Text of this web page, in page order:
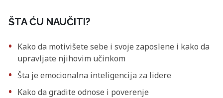
ŠTA ĆU NAUČITI?
Kako da motivišete sebe i svoje zaposlene i kako da
upravljate njihovim učinkom
Šta je emocionalna inteligencija za lidere
Kako da gradite odnose i poverenje